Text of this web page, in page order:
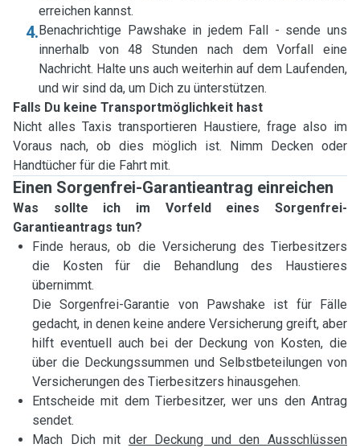
erreichen kannst.
4.Benachrichtige Pawshake in jedem Fall - sende uns
innerhalb von 48 Stunden nach dem Vorfall eine
Nachricht. Halte uns auch weiterhin auf dem Laufenden,
und wir sind da, um Dich zu ünterstützen.
Falls Du keine Transportmöglichkeit hast
Nicht alles Taxis transportieren Haustiere, frage also im
Voraus nach, ob dies möglich ist. Nimm Decken oder
Handtücher für die Fahrt mit.
Einen Sorgenfrei-Garantieantrag einreichen
Was sollte ich im Vorfeld eines Sorgenfrei-
Garantieantrags tun?
Finde heraus, ob die Versicherung des Tierbesitzers
die Kosten für die Behandlung des Haustieres
übernimmt.
Die Sorgenfrei-Garantie von Pawshake ist für Fälle
gedacht, in denen keine andere Versicherung greift, aber
hilft eventuell auch bei der Deckung von Kosten, die
über die Deckungssummen und Selbstbeteilungen von
Versicherungen des Tierbesitzers hinausgehen.
Entscheide mit dem Tierbesitzer, wer uns den Antrag
sendet.
Mach Dich mit der Deckung und den Ausschlüssen